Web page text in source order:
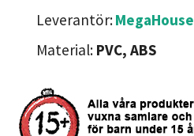
Leverantör:MegaHouse
Material: PVC, ABS